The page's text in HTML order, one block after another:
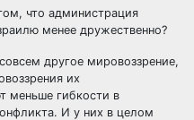
что администрация
менее дружественно?
другое мировоззрение,
их
меньше гибкости в
И у них в целом